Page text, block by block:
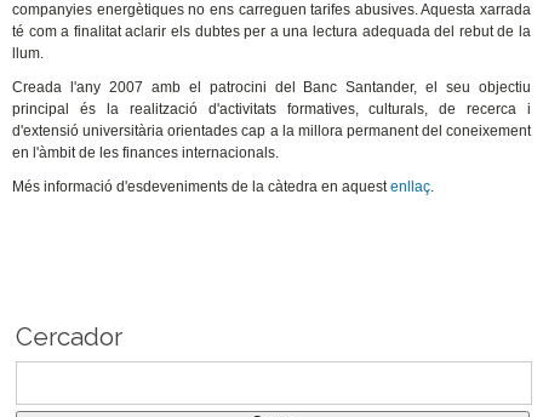
companyies energètiques no ens carreguen tarifes abusives. Aquesta xarrada
té com a finalitat aclarir els dubtes per a una lectura adequada del rebut de la
llum.
Creada l'any 2007 amb el patrocini del Banc Santander, el seu objectiu
principal és la realització d'activitats formatives, culturals, de recerca i
d'extensió universitària orientades cap a la millora permanent del coneixement
en l'àmbit de les finances internacionals.
Més informació d'esdeveniments de la càtedra en aquestenllaç.
Cercador